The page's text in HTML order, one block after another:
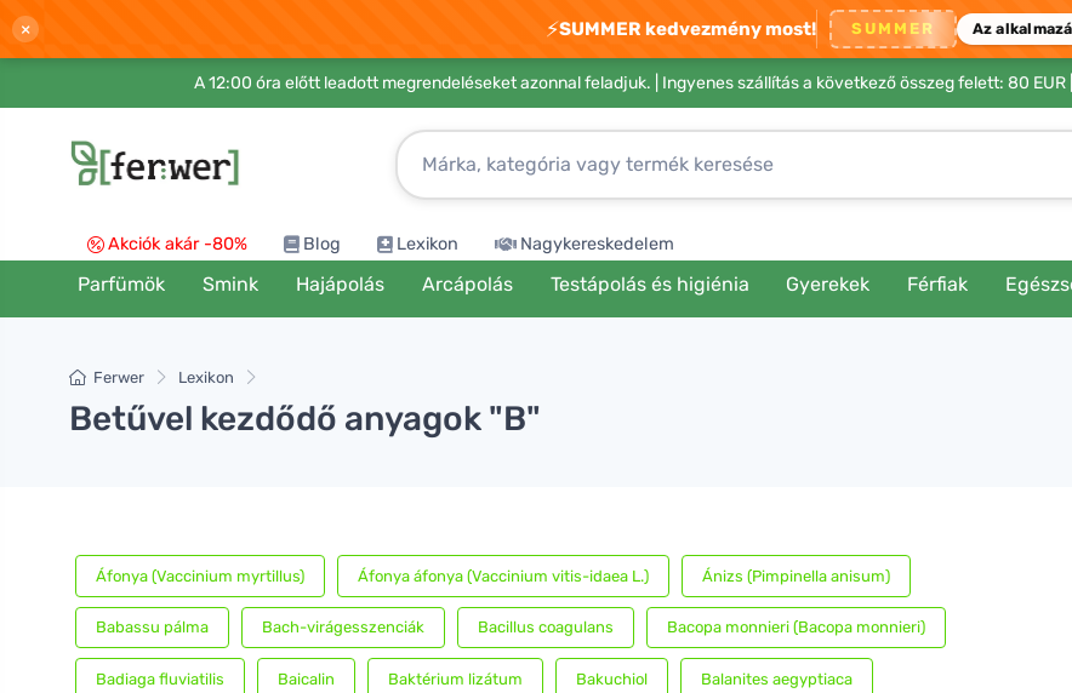
× ⚡SUMMER kedvezmény most! SUMMER Az
A 12:00 óra előtt leadott megrendeléseket azonnal feladjuk. | Ingyenes szállítás a következő összeg felett: 80 EUR
Akciók akár -80% Blog Lexikon Nagykereskedelem
Parfümök Smink Hajápolás Arcápolás Testápolás és higiénia Gyerekek Férfiak
Ferwer Lexikon
Betűvel kezdődő anyagok "B"
Áfonya (Vaccinium myrtillus) Áfonya áfonya (Vaccinium vitis-idaea L.) Ánizs (Pimpinella anisum)
Babassu pálma Bach-virágesszenciák Bacillus coagulans Bacopa monnieri (Bacopa monnieri)
Badiaga fluviatilis Baicalin Baktérium lizátum Bakuchiol Balanites aegyptiaca